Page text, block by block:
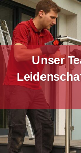
Unser